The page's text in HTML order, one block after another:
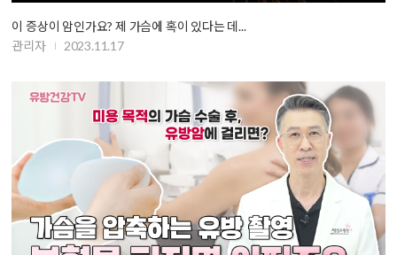
이 증상이 암인가요? 제 가슴에 혹이 있다는 데...
관리자
2023.11.17